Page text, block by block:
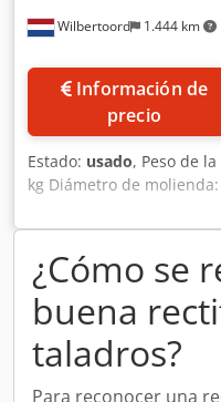
Wilbertoord 1.444 km
Información de
precio
Estado: usado, Peso de
kg Diámetro de
molienda: de 40 a 180
Djdpfxjzhcibo Agkowa
¿Cómo se
buena
taladros?
Para reconocer una